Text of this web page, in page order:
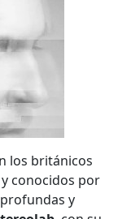
los británicos
conocidos por
y